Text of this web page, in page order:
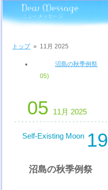
トップ» 11月 2025
沼島の秋季例祭
05)
05 11月 2025
Self-Existing Moon 19
沼島の秋季例祭